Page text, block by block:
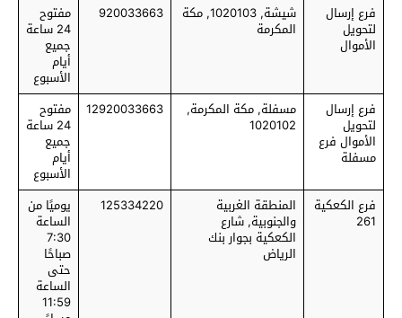
فرع إرسال
لتحويل
الأموال
شيشة, 1020103, مكة
المكرمة
920033663 مفتوح
24 ساعة
جميع
أيام
الأسبوع
فرع إرسال
لتحويل
الأموال فرع
مسفلة
مسفلة, مكة المكرمة,
1020102
12920033663 مفتوح
24 ساعة
جميع
أيام
الأسبوع
فرع الكعكية
261
المنطقة الغربية
والجنوبية, شارع
الكعكية بجوار بنك
الرياض
125334220 يوميًا من
الساعة
7:30
صباحًا
حتى
الساعة
11:59